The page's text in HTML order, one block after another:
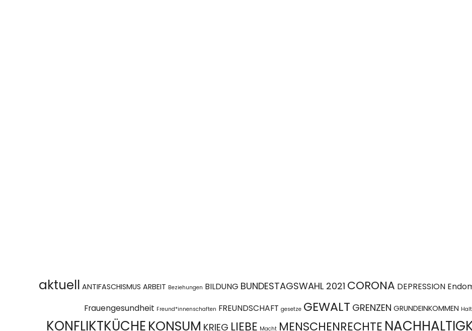
aktuell ANTIFASCHISMUS ARBEIT Beziehungen BILDUNG BUNDESTAGSWAHL 2021 CORONA DEPRESSION
Frauengesundheit Freund*innenschaften FREUNDSCHAFT gesetze GEWALT GRENZEN GRUNDEINKOMMEN
KONFLIKTKÜCHEKONSUM KRIEG LIEBE Macht MENSCHENRECHTE